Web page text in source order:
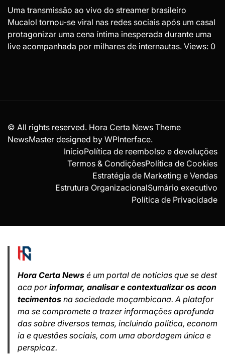
Uma transmissão ao vivo do streamer brasileiro
Mucalol tornou-se viral nas redes sociais após um casal
protagonizar uma cena íntima inesperada durante uma
live acompanhada por milhares de internautas. Views: 0
© All rights reserved. Hora Certa News Theme
NewsMaster designed by WPInterface.
InícioPolítica de reembolso e devoluções
Termos & CondiçõesPolítica de Cookies
Estratégia de Marketing e Vendas
Estrutura OrganizacionalSumário executivo
Política de Privacidade
Hora Certa News é um portal de notícias que se dest
aca porinformar, analisar e contextualizar os acon
tecimentos na sociedade moçambicana. A platafor
ma se compromete a trazer informações aprofunda
das sobre diversos temas, incluindo política, econom
ia e questões sociais, com uma abordagem única e
perspicaz.